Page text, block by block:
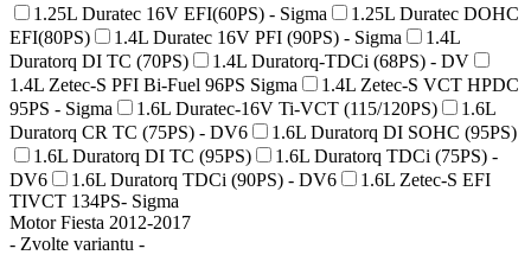
1.25L Duratec 16V EFI(60PS) - Sigma
1.25L Duratec DOHC
EFI(80PS)
1.4L Duratec 16V PFI (90PS) - Sigma
1.4L
Duratorq DI TC (70PS)
1.4L Duratorq-TDCi (68PS) - DV
1.4L Zetec-S PFI Bi-Fuel 96PS Sigma
1.4L Zetec-S VCT HPDC
95PS - Sigma
1.6L Duratec-16V Ti-VCT (115/120PS)
1.6L
Duratorq CR TC (75PS) - DV6
1.6L Duratorq DI SOHC (95PS)
1.6L Duratorq DI TC (95PS)
1.6L Duratorq TDCi (75PS) -
DV6
1.6L Duratorq TDCi (90PS) - DV6
1.6L Zetec-S EFI
TIVCT 134PS- Sigma
Motor Fiesta 2012-2017
- Zvolte variantu -